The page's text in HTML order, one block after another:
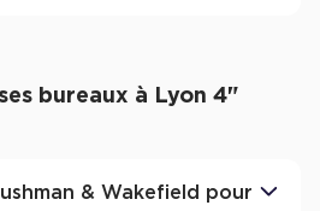
bureaux à Lyon 4"
& Wakefield pour